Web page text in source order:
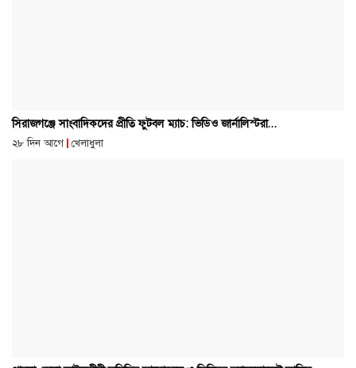
সিরাজগঞ্জে সাংবাদিকদের প্রীতি ফুটবল ম্যাচ: ভিডিও জার্নালিস্টরা...
২৮ দিন আগে খেলাধুলা